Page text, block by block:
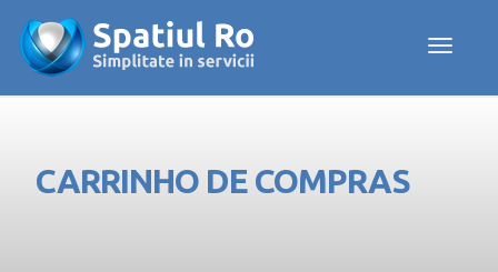
Toggle
CARRINHO DE COMPRAS